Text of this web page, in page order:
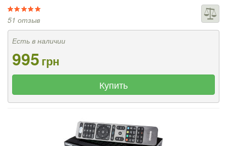
51 отзыв
Есть в наличии
995грн
Купить